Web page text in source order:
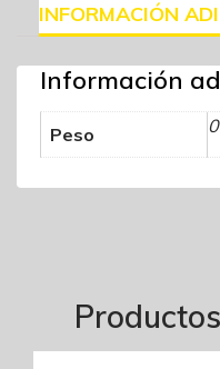
INFORMACIÓN
Información
Peso
Productos